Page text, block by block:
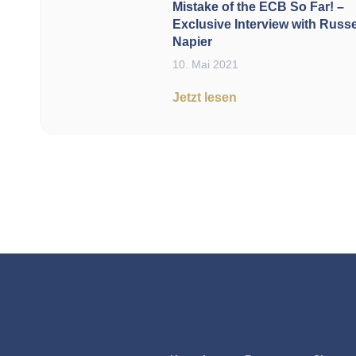
Mistake of the ECB So Far! –
Exclusive Interview with
Napier
10. Mai 2021
Jetzt lesen